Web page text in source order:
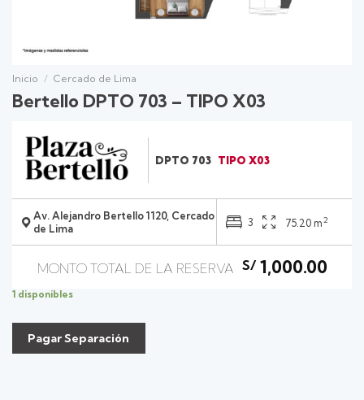
Inicio / Cercado de Lima
Bertello DPTO 703 – TIPO X03
DPTO 703 TIPO X03
Av. Alejandro Bertello 1120, Cercado
de Lima
3 75.20 m2
S/1,000.00
1 disponibles
Pagar Separación